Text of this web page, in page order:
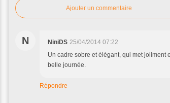
Ajouter un commentaire
N NiniDS 25/04/2014 07:22
Un cadre sobre et élégant, qui met joliment
belle journée.
Répondre